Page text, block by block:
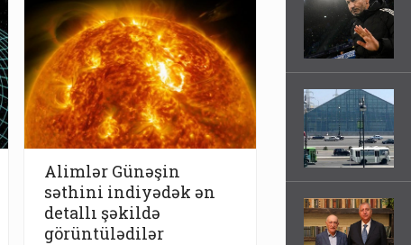
Alimlər Günəşin
səthini indiyədək ən
detallı şəkildə
görüntülədilər